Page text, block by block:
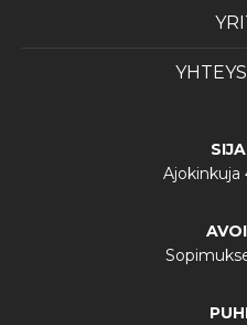
Ajokinkuja